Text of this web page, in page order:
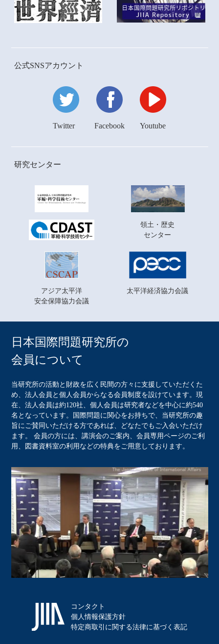
公式SNSアカウント
Twitter Facebook Youtube
研究センター
領土・歴史
センター
アジア太平洋
安全保障協力会議
太平洋経済協力会議
日本国際問題研究所の
会員について
当研究所の活動と財政を広く民間の方々に支援していただくた
め、法人会員と個人会員からなる会員制度を設けています。現
在、法人会員は約120社、個人会員は研究者などを中心に約540
名となっています。国際問題に関心をお持ちで、当研究所の趣
旨にご賛同いただける方であれば、どなたでもご入会いただけ
ます。 会員の方には、講演会のご案内、会員専用ページのご利
用、図書資料室の利用などの特典をご用意しております。
コンタクト
個人情報保護方針
特定商取引に関する法律に基づく表記